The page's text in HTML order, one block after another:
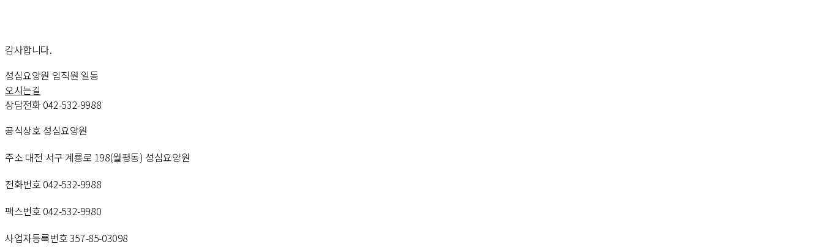
감사합니다.
성심요양원 임직원 일동
오시는길
상담전화 042-532-9988
공식상호 성심요양원
주소 대전 서구 계룡로 198(월평동) 성심요양원
전화번호 042-532-9988
팩스번호 042-532-9980
사업자등록번호 357-85-03098